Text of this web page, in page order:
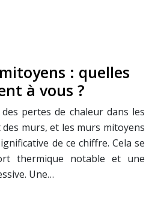
: quelles
à vous ?
pertes de chaleur dans les
murs, et les murs mitoyens
de ce chiffre. Cela se
thermique notable et une
Une…